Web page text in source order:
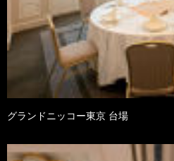
グランドニッコー東京 台場